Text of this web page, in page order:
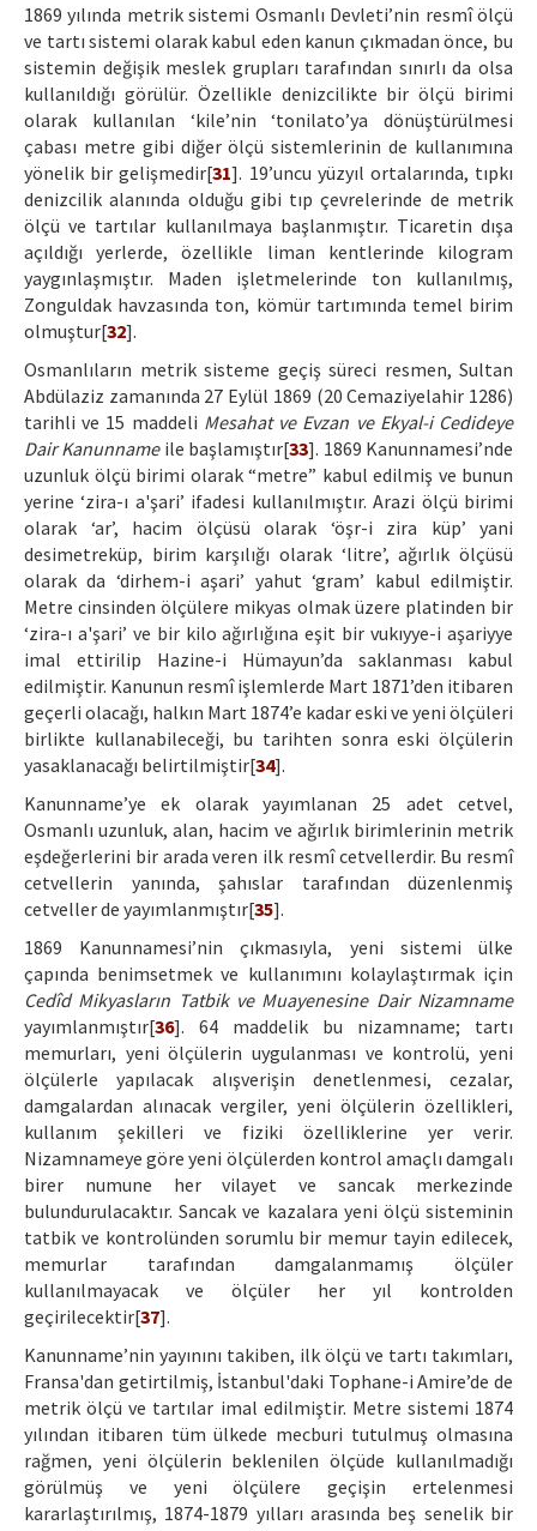
1869 yılında metrik sistemi Osmanlı Devleti’nin resmî ölçü
ve tartı sistemi olarak kabul eden kanun çıkmadan önce, bu
sistemin değişik meslek grupları tarafından sınırlı da olsa
kullanıldığı görülür. Özellikle denizcilikte bir ölçü birimi
olarak kullanılan ‘kile’nin ‘tonilato’ya dönüştürülmesi
çabası metre gibi diğer ölçü sistemlerinin de kullanımına
yönelik bir gelişmedir[31]. 19’uncu yüzyıl ortalarında, tıpkı
denizcilik alanında olduğu gibi tıp çevrelerinde de metrik
ölçü ve tartılar kullanılmaya başlanmıştır. Ticaretin dışa
açıldığı yerlerde, özellikle liman kentlerinde kilogram
yaygınlaşmıştır. Maden işletmelerinde ton kullanılmış,
Zonguldak havzasında ton, kömür tartımında temel birim
olmuştur[32].
Osmanlıların metrik sisteme geçiş süreci resmen, Sultan
Abdülaziz zamanında 27 Eylül 1869 (20 Cemaziyelahir 1286)
tarihli ve 15 maddeli Mesahat ve Evzan ve Ekyal-i Cedideye
Dair Kanunnameile başlamıştır[33]. 1869 Kanunnamesi’nde
uzunluk ölçü birimi olarak “metre” kabul edilmiş ve bunun
yerine ‘zira-ı a'şari’ ifadesi kullanılmıştır. Arazi ölçü birimi
olarak ‘ar’, hacim ölçüsü olarak ‘öşr-i zira küp’ yani
desimetreküp, birim karşılığı olarak ‘litre’, ağırlık ölçüsü
olarak da ‘dirhem-i aşari’ yahut ‘gram’ kabul edilmiştir.
Metre cinsinden ölçülere mikyas olmak üzere platinden bir
‘zira-ı a'şari’ ve bir kilo ağırlığına eşit bir vukıyye-i aşariyye
imal ettirilip Hazine-i Hümayun’da saklanması kabul
edilmiştir. Kanunun resmî işlemlerde Mart 1871’den itibaren
geçerli olacağı, halkın Mart 1874’e kadar eski ve yeni ölçüleri
birlikte kullanabileceği, bu tarihten sonra eski ölçülerin
yasaklanacağı belirtilmiştir[34].
Kanunname’ye ek olarak yayımlanan 25 adet cetvel,
Osmanlı uzunluk, alan, hacim ve ağırlık birimlerinin metrik
eşdeğerlerini bir arada veren ilk resmî cetvellerdir. Bu resmî
cetvellerin yanında, şahıslar tarafından düzenlenmiş
cetveller de yayımlanmıştır[35].
1869 Kanunnamesi’nin çıkmasıyla, yeni sistemi ülke
çapında benimsetmek ve kullanımını kolaylaştırmak için
Cedîd Mikyasların Tatbik ve Muayenesine Dair Nizamname
yayımlanmıştır[36]. 64 maddelik bu nizamname; tartı
memurları, yeni ölçülerin uygulanması ve kontrolü, yeni
ölçülerle yapılacak alışverişin denetlenmesi, cezalar,
damgalardan alınacak vergiler, yeni ölçülerin özellikleri,
kullanım şekilleri ve fiziki özelliklerine yer verir.
Nizamnameye göre yeni ölçülerden kontrol amaçlı damgalı
birer numune her vilayet ve sancak merkezinde
bulundurulacaktır. Sancak ve kazalara yeni ölçü sisteminin
tatbik ve kontrolünden sorumlu bir memur tayin edilecek,
memurlar tarafından damgalanmamış ölçüler
kullanılmayacak ve ölçüler her yıl kontrolden
geçirilecektir[37].
Kanunname’nin yayınını takiben, ilk ölçü ve tartı takımları,
Fransa'dan getirtilmiş, İstanbul'daki Tophane-i Amire’de de
metrik ölçü ve tartılar imal edilmiştir. Metre sistemi 1874
yılından itibaren tüm ülkede mecburi tutulmuş olmasına
rağmen, yeni ölçülerin beklenilen ölçüde kullanılmadığı
görülmüş ve yeni ölçülere geçişin ertelenmesi
kararlaştırılmış, 1874-1879 yılları arasında beş senelik bir